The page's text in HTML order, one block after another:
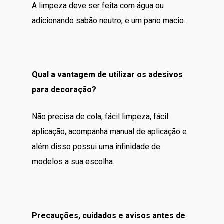
A limpeza deve ser feita com água ou
adicionando sabão neutro, e um pano macio.
Qual a vantagem de utilizar os adesivos
para decoração?
Não precisa de cola, fácil limpeza, fácil
aplicação, acompanha manual de aplicação e
além disso possui uma infinidade de
modelos a sua escolha.
Precauções, cuidados e avisos antes de